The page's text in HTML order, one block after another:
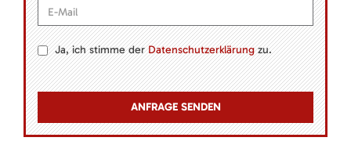
Ja, ich stimme derDatenschutzerklärungzu.